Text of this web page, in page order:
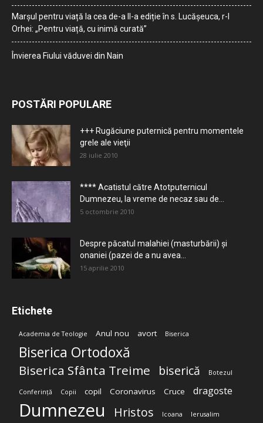
Marșul pentru viață la cea de-a II-a ediție în s. Lucășeuca, r-l
Orhei: „Pentru viață, cu inimă curată”
Învierea Fiului văduvei din Nain
POSTĂRI POPULARE
+++ Rugăciune puternică pentru momentele
grele ale vieţii
28 iulie 2010
**** Acatistul către Atotputernicul
Dumnezeu, la vreme de necaz sau de...
5 octombrie 2010
Despre păcatul malahiei (masturbării) şi
onaniei (pazei de a nu avea...
15 aprilie 2010
Etichete
Academia de Teologie Anul nou avort Biserica
Biserica Ortodoxă
Biserica Sfânta Treime biserică Botezul
Conferință Copii copil Coronavirus Cruce dragoste
Dumnezeu Hristos Icoana Ierusalim